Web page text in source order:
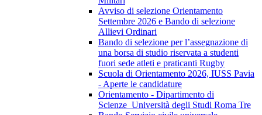
Avviso di selezione Orientamento
Settembre 2026 e Bando di selezione
Allievi Ordinari
Bando di selezione per l’assegnazione di
una borsa di studio riservata a studenti
fuori sede atleti e praticanti Rugby
Scuola di Orientamento 2026, IUSS Pavia
- Aperte le candidature
Orientamento - Dipartimento di
Scienze_Università degli Studi Roma Tre